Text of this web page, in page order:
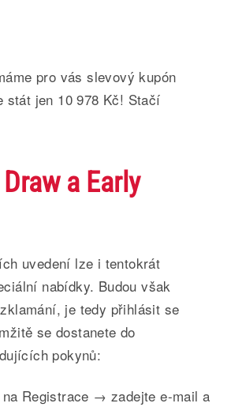
pro vás slevový kupón
stát jen 10 978 Kč! Stačí
a Early
uvedení lze i tentokrát
nabídky. Budou však
je tedy přihlásit se
se dostanete do
pokynů:
Registrace → zadejte e-mail a